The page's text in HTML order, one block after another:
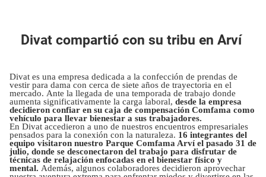
Divat compartió con su tribu en Arví
Divat es una empresa dedicada a la confección de prendas de
vestir para dama con cerca de siete años de trayectoria en el
mercado. Ante la llegada de una temporada de trabajo donde
aumenta significativamente la carga laboral, desde la empresa
decidieron confiar en su caja de compensación Comfama como
vehículo para llevar bienestar a sus trabajadores.
En Divat accedieron a uno de nuestros encuentros empresariales
pensados para la conexión con la naturaleza. 16 integrantes del
equipo visitaron nuestro Parque Comfama Arví el pasado 31 de
julio, donde se desconectaron del trabajo para disfrutar de
técnicas de relajación enfocadas en el bienestar físico y
mental. Además, algunos colaboradores decidieron aprovechar